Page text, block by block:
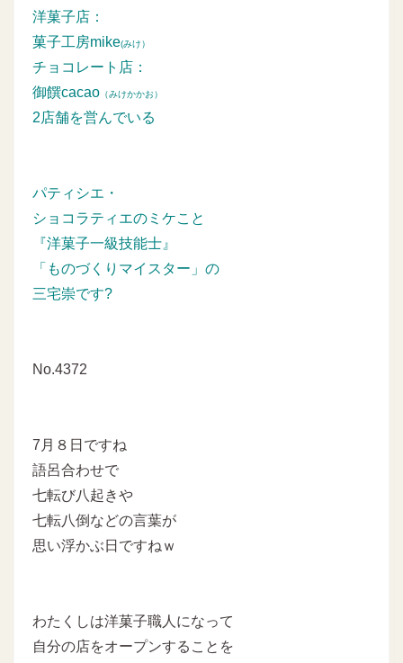
洋菓子店：
菓子工房mike(みけ）
チョコレート店：
御饌cacao （みけかかお）
2店舗を営んでいる
パティシエ・
ショコラティエのミケこと
『洋菓子一級技能士』
「ものづくりマイスター」の
三宅崇です?
No.4372
7月８日ですね
語呂合わせで
七転び八起きや
七転八倒などの言葉が
思い浮かぶ日ですねｗ
わたくしは洋菓子職人になって
自分の店をオープンすることを